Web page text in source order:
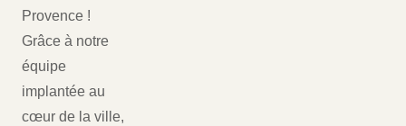
Provence !
Grâce à notre
équipe
implantée au
cœur de la ville,